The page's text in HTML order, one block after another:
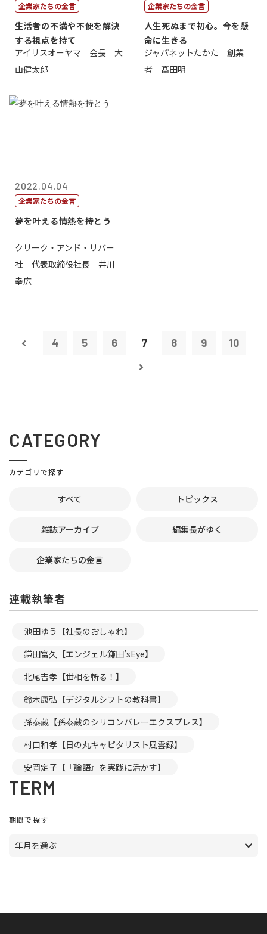
企業家たちの金言
生活者の不満や不便を解決
する視点を持て
アイリスオーヤマ 会長 大
山健太郎
企業家たちの金言
人生死ぬまで初心。今を懸
命に生きる
ジャパネットたかた 創業
者 髙田明
2022.04.04
企業家たちの金言
夢を叶える情熱を持とう
クリーク・アンド・リバー
社 代表取締役社長 井川
幸広
4 5 6 7 8 9 10
CATEGORY
カテゴリで探す
すべて トピックス
雑誌アーカイブ 編集長がゆく
企業家たちの金言
連載執筆者
池田ゆう【社長のおしゃれ】
鎌田富久【エンジェル鎌田’sEye】
北尾吉孝【世相を斬る！】
鈴木康弘【デジタルシフトの教科書】
孫泰蔵【孫泰蔵のシリコンバレーエクスプレス】
村口和孝【日の丸キャピタリスト風雲録】
安岡定子【『論語』を実践に活かす】
TERM
期間で探す
年月を選ぶ